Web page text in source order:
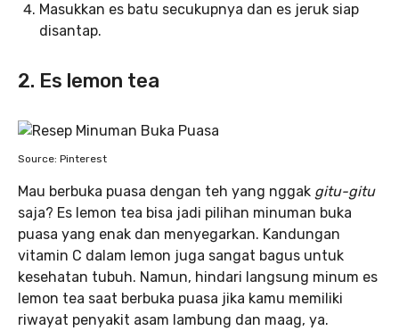
Masukkan es batu secukupnya dan es jeruk siap
disantap.
2. Es lemon tea
Source: Pinterest
Mau berbuka puasa dengan teh yang nggak gitu-gitu
saja? Es lemon tea bisa jadi pilihan minuman buka
puasa yang enak dan menyegarkan. Kandungan
vitamin C dalam lemon juga sangat bagus untuk
kesehatan tubuh. Namun, hindari langsung minum es
lemon tea saat berbuka puasa jika kamu memiliki
riwayat penyakit asam lambung dan maag, ya.